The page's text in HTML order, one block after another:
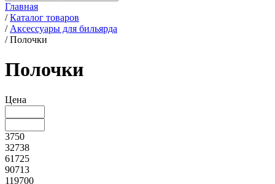
Главная
/ Каталог товаров
/ Аксессуары для бильярда
/ Полочки
Полочки
Цена
3750
32738
61725
90713
119700